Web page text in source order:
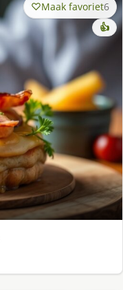
Maak favoriet6
👍